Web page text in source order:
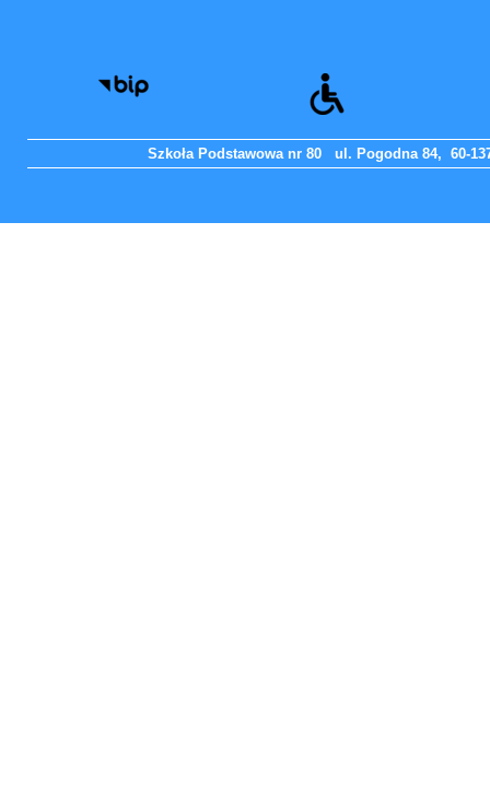
Szkoła Podstawowa nr 80 ul. Pogodna 84, 60-